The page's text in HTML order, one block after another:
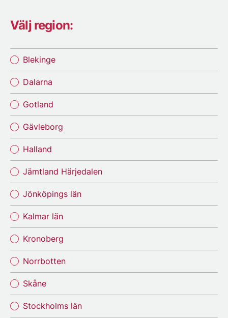
Välj region:
Blekinge
Dalarna
Gotland
Gävleborg
Halland
Jämtland Härjedalen
Jönköpings län
Kalmar län
Kronoberg
Norrbotten
Skåne
Stockholms län